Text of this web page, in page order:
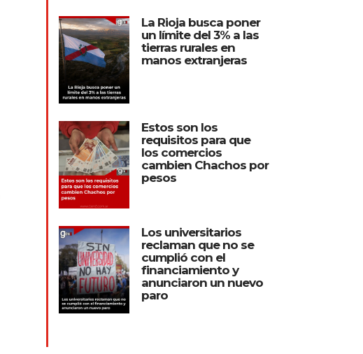
La Rioja busca poner
un límite del 3% a las
tierras rurales en
manos extranjeras
Estos son los
requisitos para que
los comercios
cambien Chachos por
pesos
Los universitarios
reclaman que no se
cumplió con el
financiamiento y
anunciaron un nuevo
paro